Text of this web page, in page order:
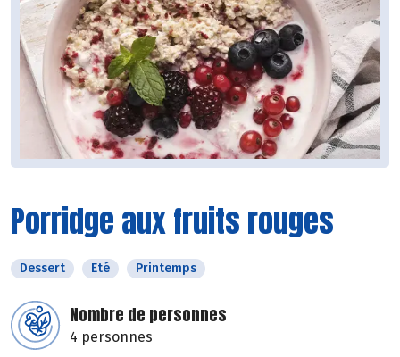
Porridge aux fruits rouges
Dessert Eté Printemps
Nombre de personnes
4 personnes